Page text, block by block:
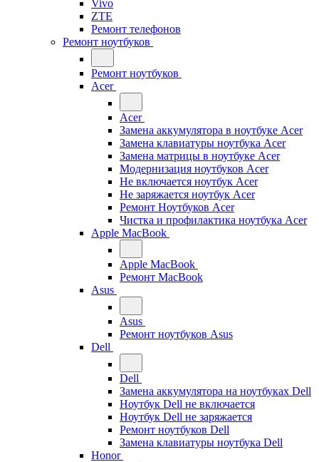
Vivo
ZTE
Ремонт телефонов
Ремонт ноутбуков
Ремонт ноутбуков
Acer
Acer
Замена аккумулятора в ноутбуке Acer
Замена клавиатуры ноутбука Acer
Замена матрицы в ноутбуке Acer
Модернизация ноутбуков Acer
Не включается ноутбук Acer
Не заряжается ноутбук Acer
Ремонт Ноутбуков Acer
Чистка и профилактика ноутбука Acer
Apple MacBook
Apple MacBook
Ремонт MacBook
Asus
Asus
Ремонт ноутбуков Asus
Dell
Dell
Замена аккумулятора на ноутбуках Dell
Ноутбук Dell не включается
Ноутбук Dell не заряжается
Ремонт ноутбуков Dell
Замена клавиатуры ноутбука Dell
Honor